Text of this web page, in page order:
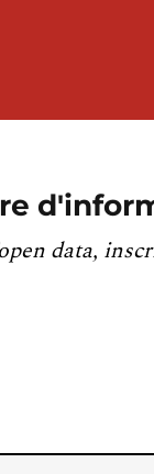
data,